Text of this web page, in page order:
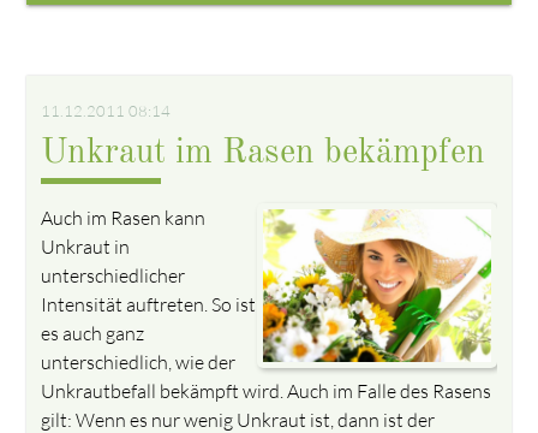
11.12.2011 08:14
Unkraut im Rasen bekämpfen
Auch im Rasen kann
Unkraut in
unterschiedlicher
Intensität auftreten. So ist
es auch ganz
unterschiedlich, wie der
Unkrautbefall bekämpft wird. Auch im Falle des Rasens
gilt: Wenn es nur wenig Unkraut ist, dann ist der